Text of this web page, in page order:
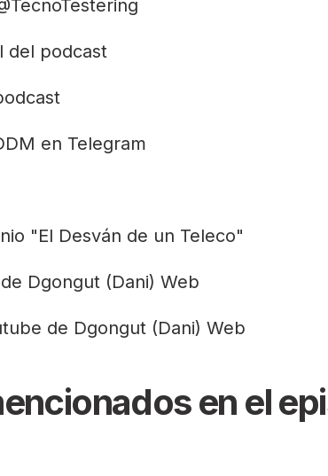
del podcast
en Telegram
"El Desván de un Teleco"
Dgongut (Dani) Web
de Dgongut (Dani) Web
en el